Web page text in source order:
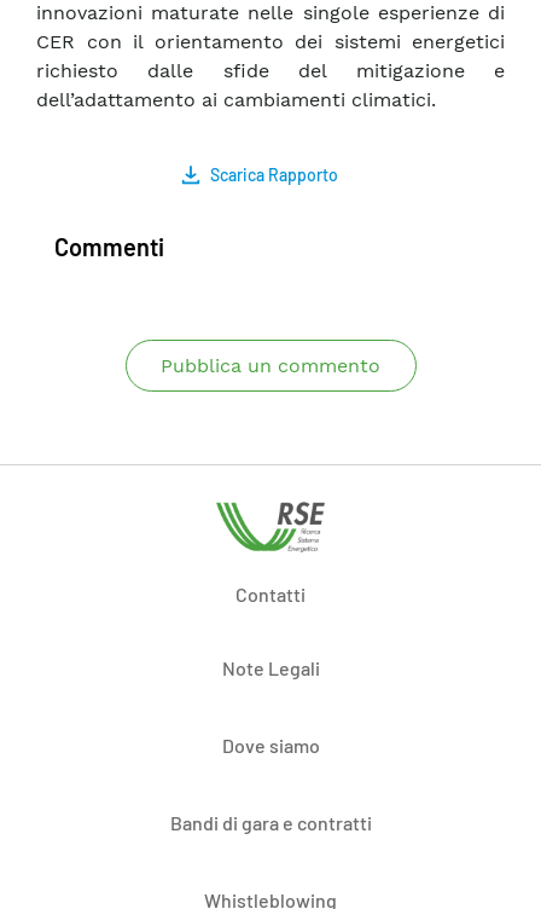
innovazioni maturate nelle singole esperienze di
CER con il orientamento dei sistemi energetici
richiesto dalle sfide del mitigazione e
dell’adattamento ai cambiamenti climatici.
Scarica Rapporto
Commenti
Pubblica un commento
Contatti
Note Legali
Dove siamo
Bandi di gara e contratti
Whistleblowing